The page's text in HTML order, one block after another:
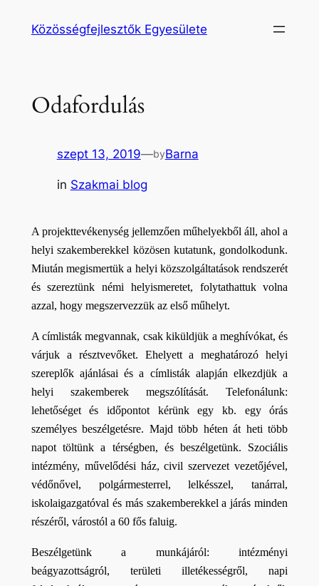
Közösségfejlesztők Egyesülete
Odafordulás
szept 13, 2019—byBarna
in Szakmai blog
A projekttevékenység jellemzően műhelyekből áll, ahol a
helyi szakemberekkel közösen kutatunk, gondolkodunk.
Miután megismertük a helyi közszolgáltatások rendszerét
és szereztünk némi helyismeretet, folytathattuk volna
azzal, hogy megszervezzük az első műhelyt.
A címlisták megvannak, csak kiküldjük a meghívókat, és
várjuk a résztvevőket. Ehelyett a meghatározó helyi
szereplők ajánlásai és a címlisták alapján elkezdjük a
helyi szakemberek megszólítását. Telefonálunk:
lehetőséget és időpontot kérünk egy kb. egy órás
személyes beszélgetésre. Majd több héten át heti több
napot töltünk a térségben, és beszélgetünk. Szociális
intézmény, művelődési ház, civil szervezet vezetőjével,
védőnővel, polgármesterrel, lelkésszel, tanárral,
iskolaigazgatóval és más szakemberekkel a járás minden
részéről, várostól a 60 fős faluig.
Beszélgetünk a munkájáról: intézményi
beágyazottságról, területi illetékességről, napi